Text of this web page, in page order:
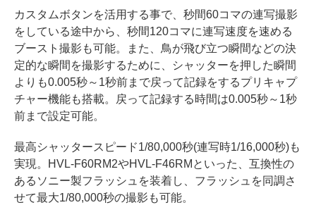
カスタムボタンを活用する事で、秒間60コマの連写撮影
をしている途中から、秒間120コマに連写速度を速める
ブースト撮影も可能。また、鳥が飛び立つ瞬間などの決
定的な瞬間を撮影するために、シャッターを押した瞬間
よりも0.005秒～1秒前まで戻って記録をするプリキャプ
チャー機能も搭載。戻って記録する時間は0.005秒～1秒
前まで設定可能。
最高シャッタースピード1/80,000秒(連写時1/16,000秒)も
実現。HVL-F60RM2やHVL-F46RMといった、互換性の
あるソニー製フラッシュを装着し、フラッシュを同調さ
せて最大1/80,000秒の撮影も可能。